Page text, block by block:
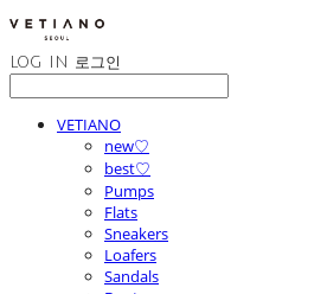
LOG IN 로그인
VETIANO
new♡
best♡
Pumps
Flats
Sneakers
Loafers
Sandals